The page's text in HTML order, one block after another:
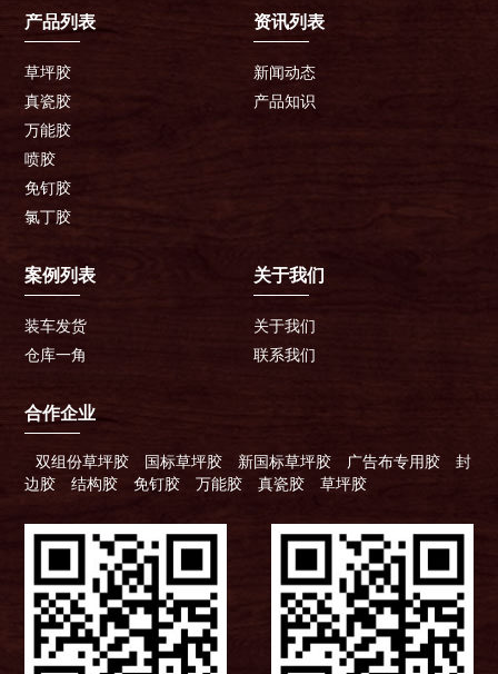
产品列表
草坪胶
真瓷胶
万能胶
喷胶
免钉胶
氯丁胶
资讯列表
新闻动态
产品知识
案例列表
装车发货
仓库一角
关于我们
关于我们
联系我们
合作企业
双组份草坪胶 国标草坪胶 新国标草坪胶 广告布专用胶
封
边胶
结构胶 免钉胶 万能胶 真瓷胶 草坪胶